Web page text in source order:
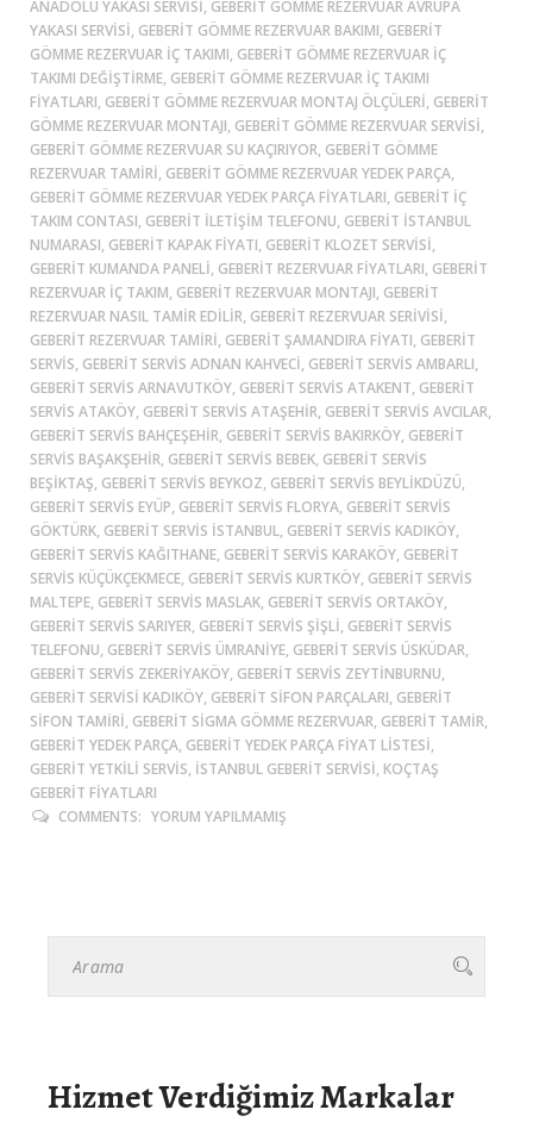
ANADOLU YAKASI SERVISI, GEBERIT GÖMME REZERVUAR AVRUPA
YAKASI SERVISI, GEBERIT GÖMME REZERVUAR BAKIMI, GEBERIT
GÖMME REZERVUAR IÇ TAKIMI, GEBERIT GÖMME REZERVUAR İÇ
TAKIMI DEĞIŞTIRME, GEBERIT GÖMME REZERVUAR İÇ TAKIMI
FIYATLARI, GEBERIT GÖMME REZERVUAR MONTAJ ÖLÇÜLERI, GEBERIT
GÖMME REZERVUAR MONTAJI, GEBERIT GÖMME REZERVUAR SERVISI,
GEBERIT GÖMME REZERVUAR SU KAÇIRIYOR, GEBERIT GÖMME
REZERVUAR TAMIRI, GEBERIT GÖMME REZERVUAR YEDEK PARÇA,
GEBERIT GÖMME REZERVUAR YEDEK PARÇA FIYATLARI, GEBERIT IÇ
TAKIM CONTASI, GEBERIT ILETIŞIM TELEFONU, GEBERIT ISTANBUL
NUMARASI, GEBERIT KAPAK FIYATI, GEBERIT KLOZET SERVISI,
GEBERIT KUMANDA PANELI, GEBERIT REZERVUAR FIYATLARI, GEBERIT
REZERVUAR IÇ TAKIM, GEBERIT REZERVUAR MONTAJI, GEBERIT
REZERVUAR NASIL TAMIR EDILIR, GEBERIT REZERVUAR SERIVISI,
GEBERIT REZERVUAR TAMIRI, GEBERIT ŞAMANDIRA FIYATI, GEBERIT
SERVIS, GEBERIT SERVIS ADNAN KAHVECI, GEBERIT SERVIS AMBARLI,
GEBERIT SERVIS ARNAVUTKÖY, GEBERIT SERVIS ATAKENT, GEBERIT
SERVIS ATAKÖY, GEBERIT SERVIS ATAŞEHIR, GEBERIT SERVIS AVCILAR,
GEBERIT SERVIS BAHÇEŞEHIR, GEBERIT SERVIS BAKIRKÖY, GEBERIT
SERVIS BAŞAKŞEHIR, GEBERIT SERVIS BEBEK, GEBERIT SERVIS
BEŞIKTAŞ, GEBERIT SERVIS BEYKOZ, GEBERIT SERVIS BEYLIKDÜZÜ,
GEBERIT SERVIS EYÜP, GEBERIT SERVIS FLORYA, GEBERIT SERVIS
GÖKTÜRK, GEBERIT SERVIS ISTANBUL, GEBERIT SERVIS KADIKÖY,
GEBERIT SERVIS KAĞITHANE, GEBERIT SERVIS KARAKÖY, GEBERIT
SERVIS KÜÇÜKÇEKMECE, GEBERIT SERVIS KURTKÖY, GEBERIT SERVIS
MALTEPE, GEBERIT SERVIS MASLAK, GEBERIT SERVIS ORTAKÖY,
GEBERIT SERVIS SARIYER, GEBERIT SERVIS ŞIŞLI, GEBERIT SERVIS
TELEFONU, GEBERIT SERVIS ÜMRANIYE, GEBERIT SERVIS ÜSKÜDAR,
GEBERIT SERVIS ZEKERIYAKÖY, GEBERIT SERVIS ZEYTINBURNU,
GEBERIT SERVISI KADIKÖY, GEBERIT SIFON PARÇALARI, GEBERIT
SIFON TAMIRI, GEBERIT SIGMA GÖMME REZERVUAR, GEBERIT TAMIR,
GEBERIT YEDEK PARÇA, GEBERIT YEDEK PARÇA FIYAT LISTESI,
GEBERIT YETKILI SERVIS, ISTANBUL GEBERIT SERVISI, KOÇTAŞ
GEBERIT FIYATLARI
COMMENTS: YORUM YAPILMAMIŞ
Hizmet Verdiğimiz Markalar